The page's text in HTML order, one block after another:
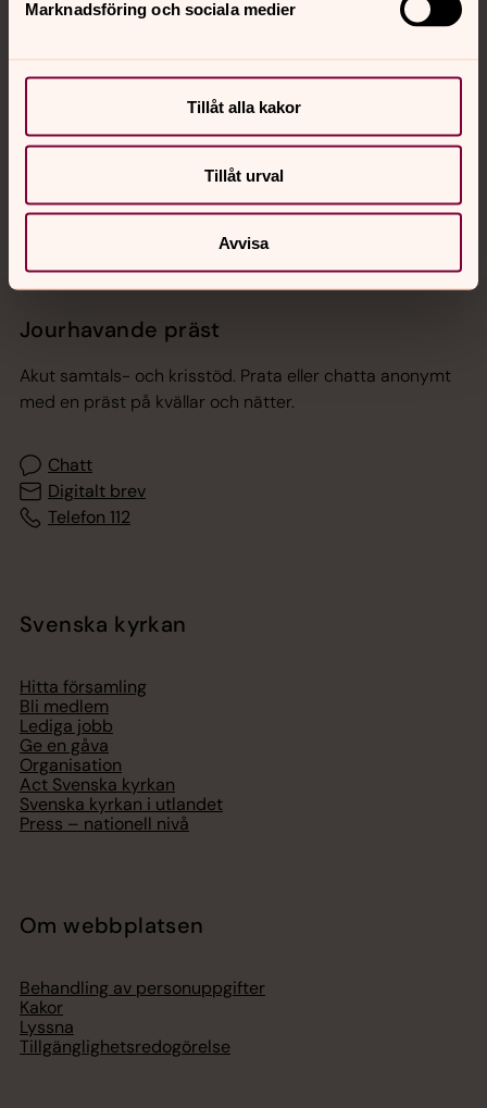
Marknadsföring och sociala medier
Tillåt alla kakor
Tillåt urval
Avvisa
Hitta snabbt
Sociala kanaler
Jourhavande präst
Akut samtals- och krisstöd. Prata eller chatta anonymt
med en präst på kvällar och nätter.
Chatt
Digitalt brev
Telefon 112
Svenska kyrkan
Hitta församling
Bli medlem
Lediga jobb
Ge en gåva
Organisation
Act Svenska kyrkan
Svenska kyrkan i utlandet
Press – nationell nivå
Om webbplatsen
Behandling av personuppgifter
Kakor
Lyssna
Tillgänglighetsredogörelse